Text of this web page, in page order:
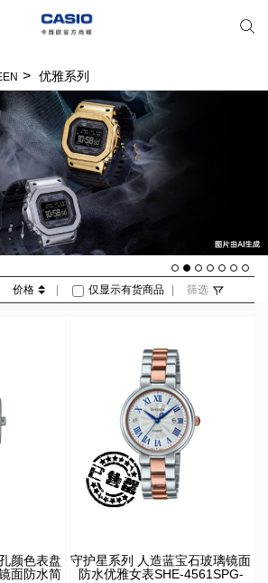
优雅系列
价格 仅显示有货商品 筛选
颜色表盘
面防水简
守护星系列 人造蓝宝石玻璃镜面
防水优雅女表SHE-4561SPG-